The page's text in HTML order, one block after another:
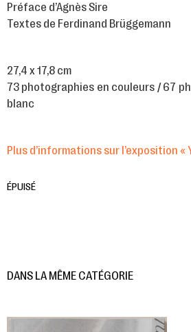
Préface d’Agnès Sire
Textes de Ferdinand Brüggemann
27,4 x 17,8 cm
73 photographies en couleurs / 67
blanc
Plus d’informations sur l’exposition «
ÉPUISÉ
DANS LA MÊME CATÉGORIE